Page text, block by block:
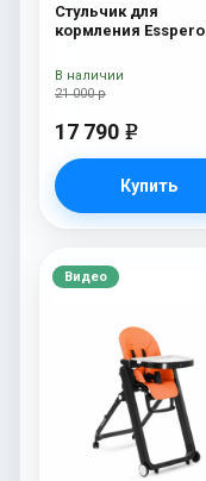
Стульчик для
кормления Esspero
21 000 р
17 790 e
Купить
В наличии
Видео